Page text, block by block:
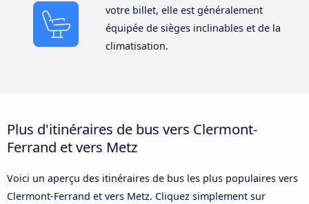
votre billet, elle est généralement
équipée de sièges inclinables et de la
climatisation.
Plus d'itinéraires de bus vers Clermont-
Ferrand et vers Metz
Voici un aperçu des itinéraires de bus les plus populaires vers
Clermont-Ferrand et vers Metz. Cliquez simplement sur